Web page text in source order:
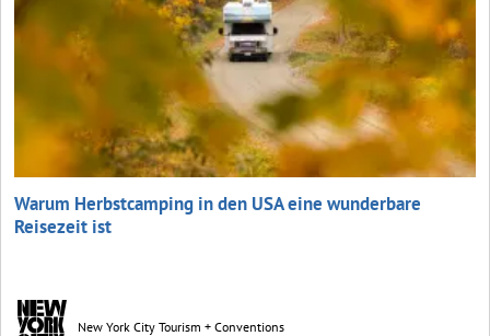
Warum Herbstcamping in den USA eine wunderbare
Reisezeit ist
New York City Tourism + Conventions